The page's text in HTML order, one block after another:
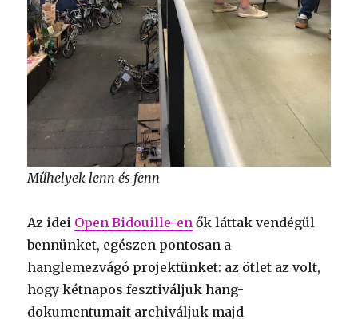
Műhelyek lenn és fenn
Az idei Open Bidouille-en ők láttak vendégül
bennünket, egészen pontosan a
hanglemezvágó projektünket: az ötlet az volt,
hogy kétnapos fesztiváljuk hang-
dokumentumait archiváljuk majd